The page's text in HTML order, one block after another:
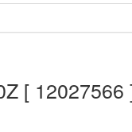
[ 12027566